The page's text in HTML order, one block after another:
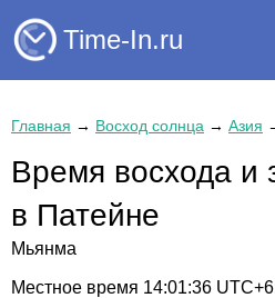
Time-In.ru
Главная → Восход солнца → Азия
Время восхода и
в Патейне
Мьянма
Местное время 14:01:37